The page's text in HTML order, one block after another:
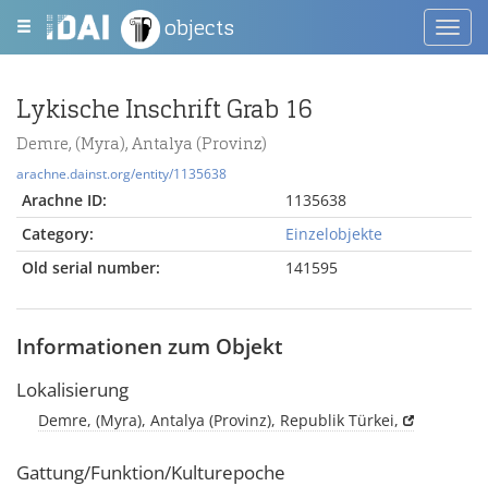
objects
Lykische Inschrift Grab 16
Demre, (Myra), Antalya (Provinz)
arachne.dainst.org/entity/1135638
Arachne ID:
1135638
Category:
Einzelobjekte
Old serial number:
141595
Informationen zum Objekt
Lokalisierung
Demre, (Myra), Antalya (Provinz), Republik Türkei,
Gattung/Funktion/Kulturepoche